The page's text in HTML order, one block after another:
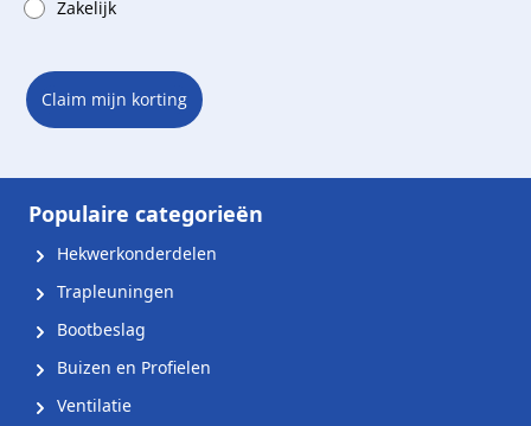
Zakelijk
Claim mijn korting
Populaire categorieën
Hekwerkonderdelen
Trapleuningen
Bootbeslag
Buizen en Profielen
Ventilatie